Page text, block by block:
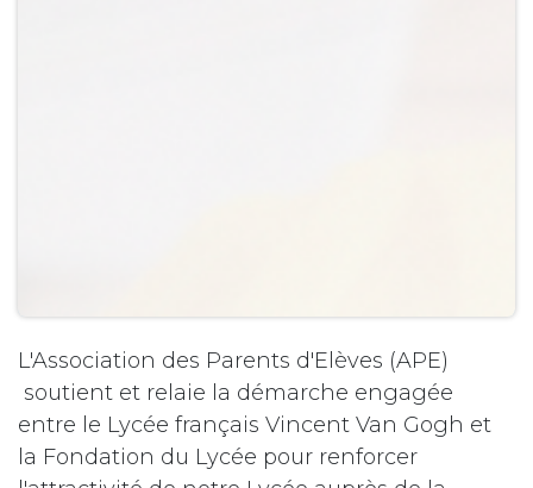
L'Association des Parents d'Elèves (APE)
soutient et relaie la démarche engagée
entre le Lycée français Vincent Van Gogh et
la Fondation du Lycée pour renforcer